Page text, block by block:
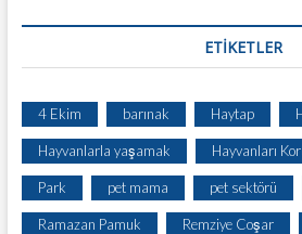
ETIKETLER
4 Ekim barınak Haytap
Hayvanlarla yaşamak Hayvanları
Park pet mama pet sektörü
Ramazan Pamuk Remziye Coşar